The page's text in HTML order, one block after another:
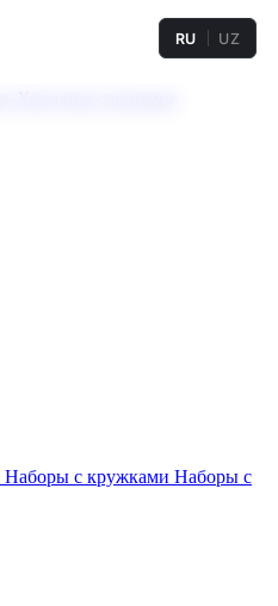
RU UZ
Наборы с кружками Наборы с